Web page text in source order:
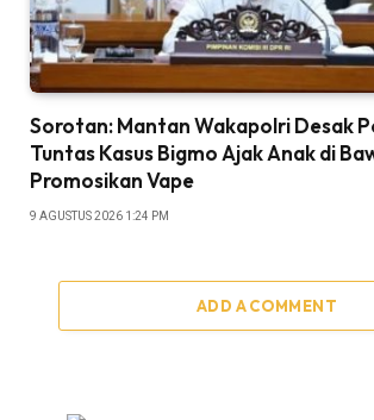
Sorotan: Mantan Wakapolri Desak
Tuntas Kasus Bigmo Ajak Anak di
Promosikan Vape
9 AGUSTUS 2026 1:24 PM
ADD A COMMENT